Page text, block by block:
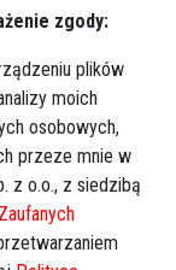
–
zgody:
plików
moich
osobowych,
przeze mnie w
z o.o., z siedzibą
Zaufanych